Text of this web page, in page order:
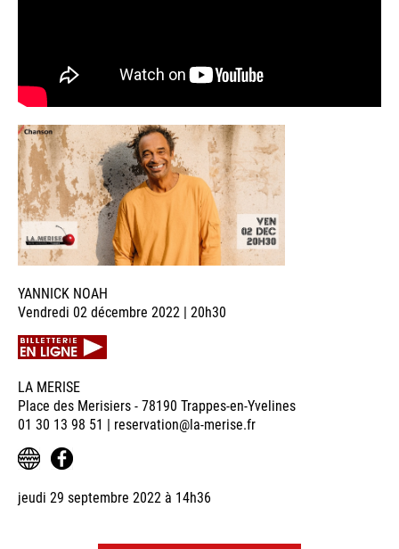
YANNICK NOAH
Vendredi 02 décembre 2022 | 20h30
LA MERISE
Place des Merisiers - 78190 Trappes-en-Yvelines
01 30 13 98 51 | reservation@la-merise.fr
jeudi 29 septembre 2022 à 14h36